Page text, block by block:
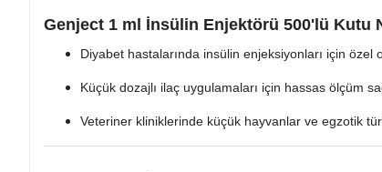
Genject 1 ml İnsülin Enjektörü 500'lü Kutu
Diyabet hastalarında insülin enjeksiyonları için özel
Küçük dozajlı ilaç uygulamaları için hassas ölçüm
Veteriner kliniklerinde küçük hayvanlar ve egzotik